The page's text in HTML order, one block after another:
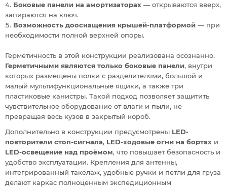
Боковые панели на амортизаторах — открываются вверх,
запираются на ключ.
Возможность дооснащения крышей-платформой — при
необходимости полной верхней опоры.
Герметичность в этой конструкции реализована осознанно.
Герметичными являются только боковые панели, внутри
которых размещены полки с разделителями, большой и
малый мультифункциональные ящики, а также три
пластиковые канистры. Такой подход позволяет защитить
чувствительное оборудование от влаги и пыли, не
превращая весь кузов в закрытый короб.
Дополнительно в конструкции предусмотрены LED-
повторители стоп-сигнала, LED-ходовые огни на бортах и
LED-освещение над проёмом, что повышает безопасность и
удобство эксплуатации. Крепления для антенны,
интегрированный такелаж, удобные ручки и петли для груза
делают каркас полноценным экспедиционным